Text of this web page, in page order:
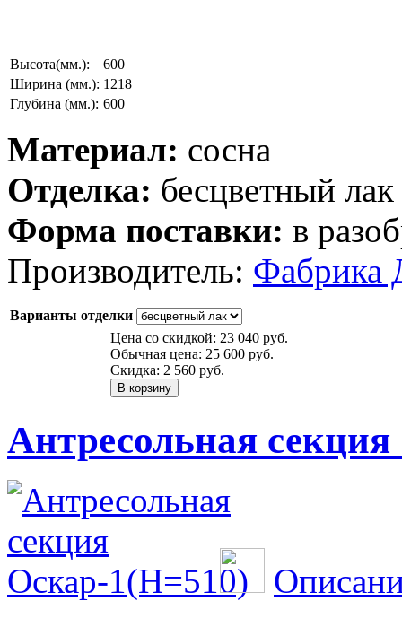
Высота(мм.):
600
Ширина (мм.): 1218
Глубина (мм.): 600
Материал: сосна
Отделка: бесцветный лак
Форма поставки: в
Производитель: Фабрика
Варианты отделки
Цена со скидкой: 23 040 руб.
Обычная цена: 25 600 руб.
Скидка: 2 560 руб.
Антресольная